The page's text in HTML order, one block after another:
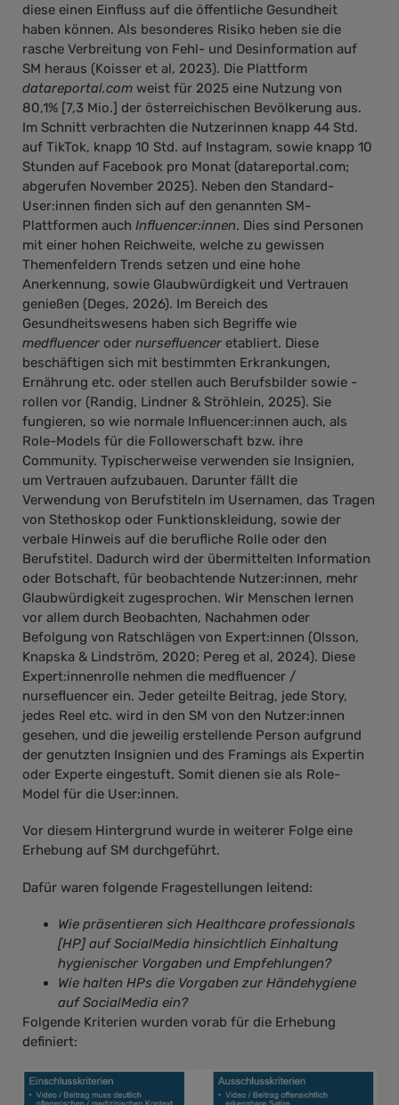
diese einen Einfluss auf die öffentliche Gesundheit
haben können. Als besonderes Risiko heben sie die
rasche Verbreitung von Fehl- und Desinformation auf
SM heraus (Koisser et al, 2023). Die Plattform
datareportal.com weist für 2025 eine Nutzung von
80,1% [7,3 Mio.] der österreichischen Bevölkerung aus.
Im Schnitt verbrachten die Nutzerinnen knapp 44 Std.
auf TikTok, knapp 10 Std. auf Instagram, sowie knapp 10
Stunden auf Facebook pro Monat (datareportal.com;
abgerufen November 2025). Neben den Standard-
User:innen finden sich auf den genannten SM-
Plattformen auch Influencer:innen. Dies sind Personen
mit einer hohen Reichweite, welche zu gewissen
Themenfeldern Trends setzen und eine hohe
Anerkennung, sowie Glaubwürdigkeit und Vertrauen
genießen (Deges, 2026). Im Bereich des
Gesundheitswesens haben sich Begriffe wie
medfluencer oder nursefluencer etabliert. Diese
beschäftigen sich mit bestimmten Erkrankungen,
Ernährung etc. oder stellen auch Berufsbilder sowie -
rollen vor (Randig, Lindner & Ströhlein, 2025). Sie
fungieren, so wie normale Influencer:innen auch, als
Role-Models für die Followerschaft bzw. ihre
Community. Typischerweise verwenden sie Insignien,
um Vertrauen aufzubauen. Darunter fällt die
Verwendung von Berufstiteln im Usernamen, das Tragen
von Stethoskop oder Funktionskleidung, sowie der
verbale Hinweis auf die berufliche Rolle oder den
Berufstitel. Dadurch wird der übermittelten Information
oder Botschaft, für beobachtende Nutzer:innen, mehr
Glaubwürdigkeit zugesprochen. Wir Menschen lernen
vor allem durch Beobachten, Nachahmen oder
Befolgung von Ratschlägen von Expert:innen (Olsson,
Knapska & Lindström, 2020; Pereg et al, 2024). Diese
Expert:innenrolle nehmen die medfluencer /
nursefluencer ein. Jeder geteilte Beitrag, jede Story,
jedes Reel etc. wird in den SM von den Nutzer:innen
gesehen, und die jeweilig erstellende Person aufgrund
der genutzten Insignien und des Framings als Expertin
oder Experte eingestuft. Somit dienen sie als Role-
Model für die User:innen.
Vor diesem Hintergrund wurde in weiterer Folge eine
Erhebung auf SM durchgeführt.
Dafür waren folgende Fragestellungen leitend:
Wie präsentieren sich Healthcare professionals
[HP] auf SocialMedia hinsichtlich Einhaltung
hygienischer Vorgaben und Empfehlungen?
Wie halten HPs die Vorgaben zur Händehygiene
auf SocialMedia ein?
Folgende Kriterien wurden vorab für die Erhebung
definiert: